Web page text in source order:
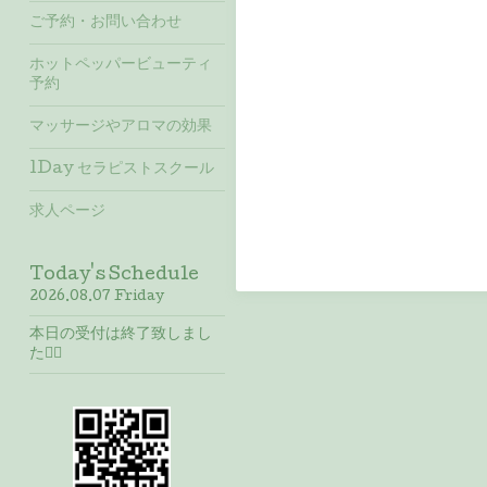
ご予約・お問い合わせ
ホットペッパービューティ
予約
マッサージやアロマの効果
1Day セラピストスクール
求人ページ
Today's Schedule
2026.08.07 Friday
本日の受付は終了致しまし
た🙇‍♀️